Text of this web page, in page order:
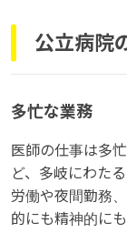
公立病院
多忙な業務
医師の仕事は多
ど、多岐にわた
労働や夜間勤務
的にも精神的に